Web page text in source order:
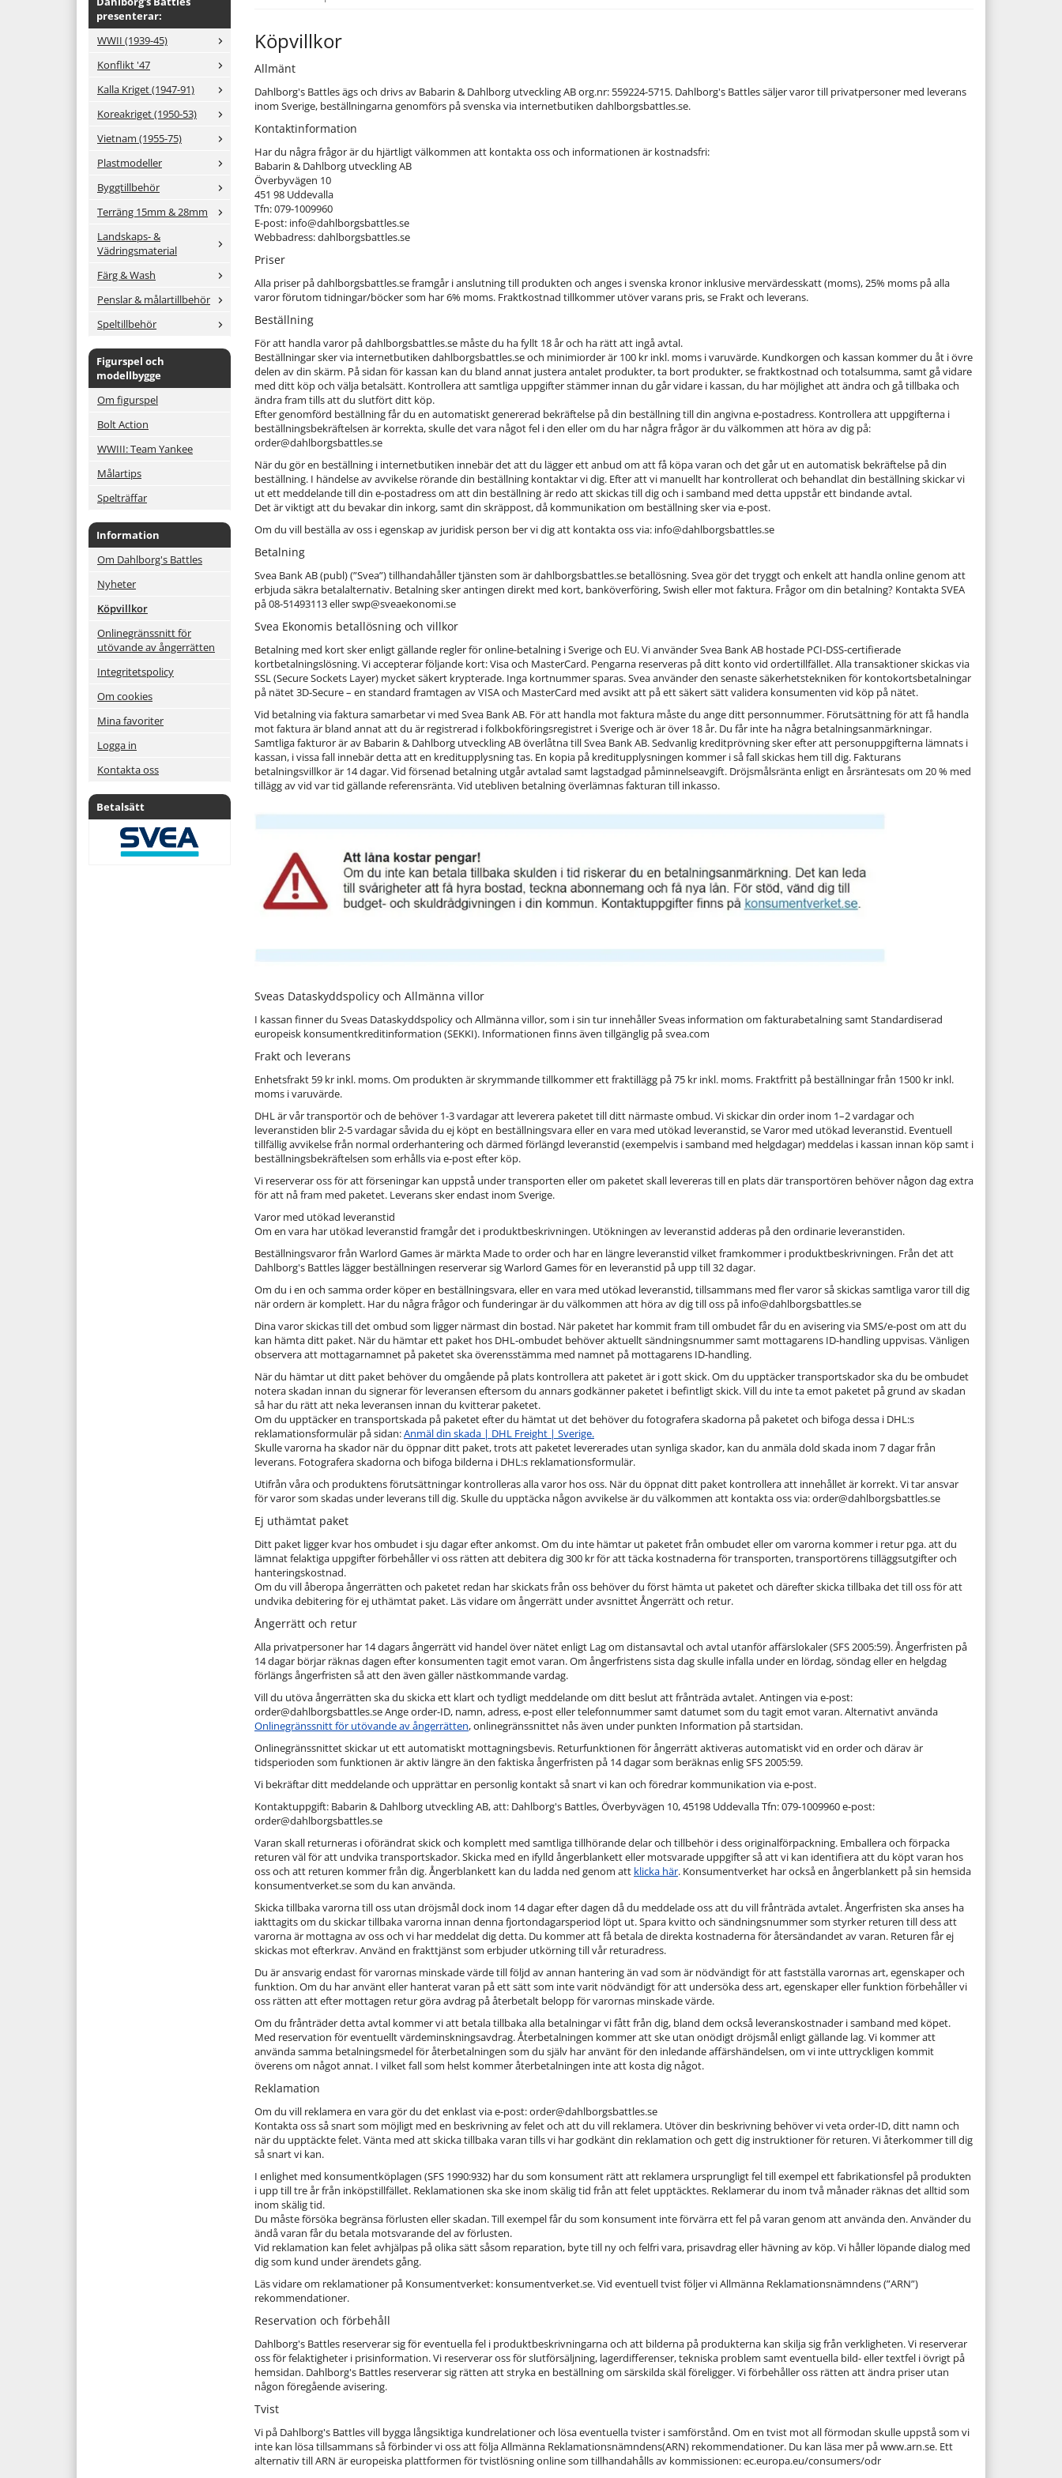
presenterar:
WWII (1939-45)
Konflikt '47
Kalla Kriget (1947-91)
Koreakriget (1950-53)
Vietnam (1955-75)
Plastmodeller
Byggtillbehör
Terräng 15mm & 28mm
Landskaps- &
Vädringsmaterial
Färg & Wash
Penslar & målartillbehör
Speltillbehör
Figurspel och
modellbygge
Om figurspel
Bolt Action
WWIII: Team Yankee
Målartips
Spelträffar
Information
Om Dahlborg's Battles
Nyheter
Köpvillkor
Onlinegränssnitt för
utövande av ångerrätten
Integritetspolicy
Om cookies
Mina favoriter
Logga in
Kontakta oss
Betalsätt
Köpvillkor
Allmänt
Dahlborg's Battles ägs och drivs av Babarin & Dahlborg utveckling AB org.nr: 559224-5715. Dahlborg's Battles säljer varor till privatpersoner med leverans
inom Sverige, beställningarna genomförs på svenska via internetbutiken dahlborgsbattles.se.
Kontaktinformation
Har du några frågor är du hjärtligt välkommen att kontakta oss och informationen är kostnadsfri:
Babarin & Dahlborg utveckling AB
Överbyvägen 10
451 98 Uddevalla
Tfn: 079-1009960
E-post: info@dahlborgsbattles.se
Webbadress: dahlborgsbattles.se
Priser
Alla priser på dahlborgsbattles.se framgår i anslutning till produkten och anges i svenska kronor inklusive mervärdesskatt (moms), 25% moms på alla
varor förutom tidningar/böcker som har 6% moms. Fraktkostnad tillkommer utöver varans pris, se Frakt och leverans.
Beställning
För att handla varor på dahlborgsbattles.se måste du ha fyllt 18 år och ha rätt att ingå avtal.
Beställningar sker via internetbutiken dahlborgsbattles.se och minimiorder är 100 kr inkl. moms i varuvärde. Kundkorgen och kassan kommer du åt i övre
delen av din skärm. På sidan för kassan kan du bland annat justera antalet produkter, ta bort produkter, se fraktkostnad och totalsumma, samt gå vidare
med ditt köp och välja betalsätt. Kontrollera att samtliga uppgifter stämmer innan du går vidare i kassan, du har möjlighet att ändra och gå tillbaka och
ändra fram tills att du slutfört ditt köp.
Efter genomförd beställning får du en automatiskt genererad bekräftelse på din beställning till din angivna e-postadress. Kontrollera att uppgifterna i
beställningsbekräftelsen är korrekta, skulle det vara något fel i den eller om du har några frågor är du välkommen att höra av dig på:
order@dahlborgsbattles.se
När du gör en beställning i internetbutiken innebär det att du lägger ett anbud om att få köpa varan och det går ut en automatisk bekräftelse på din
beställning. I händelse av avvikelse rörande din beställning kontaktar vi dig. Efter att vi manuellt har kontrollerat och behandlat din beställning skickar vi
ut ett meddelande till din e-postadress om att din beställning är redo att skickas till dig och i samband med detta uppstår ett bindande avtal.
Det är viktigt att du bevakar din inkorg, samt din skräppost, då kommunikation om beställning sker via e-post.
Om du vill beställa av oss i egenskap av juridisk person ber vi dig att kontakta oss via: info@dahlborgsbattles.se
Betalning
Svea Bank AB (publ) (”Svea”) tillhandahåller tjänsten som är dahlborgsbattles.se betallösning. Svea gör det tryggt och enkelt att handla online genom att
erbjuda säkra betalalternativ. Betalning sker antingen direkt med kort, banköverföring, Swish eller mot faktura. Frågor om din betalning? Kontakta SVEA
på 08-51493113 eller swp@sveaekonomi.se
Svea Ekonomis betallösning och villkor
Betalning med kort sker enligt gällande regler för online-betalning i Sverige och EU. Vi använder Svea Bank AB hostade PCI-DSS-certifierade
kortbetalningslösning. Vi accepterar följande kort: Visa och MasterCard. Pengarna reserveras på ditt konto vid ordertillfället. Alla transaktioner skickas via
SSL (Secure Sockets Layer) mycket säkert krypterade. Inga kortnummer sparas. Svea använder den senaste säkerhetstekniken för kontokortsbetalningar
på nätet 3D-Secure – en standard framtagen av VISA och MasterCard med avsikt att på ett säkert sätt validera konsumenten vid köp på nätet.
Vid betalning via faktura samarbetar vi med Svea Bank AB. För att handla mot faktura måste du ange ditt personnummer. Förutsättning för att få handla
mot faktura är bland annat att du är registrerad i folkbokföringsregistret i Sverige och är över 18 år. Du får inte ha några betalningsanmärkningar.
Samtliga fakturor är av Babarin & Dahlborg utveckling AB överlåtna till Svea Bank AB. Sedvanlig kreditprövning sker efter att personuppgifterna lämnats i
kassan, i vissa fall innebär detta att en kreditupplysning tas. En kopia på kreditupplysningen kommer i så fall skickas hem till dig. Fakturans
betalningsvillkor är 14 dagar. Vid försenad betalning utgår avtalad samt lagstadgad påminnelseavgift. Dröjsmålsränta enligt en årsräntesats om 20 % med
tillägg av vid var tid gällande referensränta. Vid utebliven betalning överlämnas fakturan till inkasso.
Sveas Dataskyddspolicy och Allmänna villor
I kassan finner du Sveas Dataskyddspolicy och Allmänna villor, som i sin tur innehåller Sveas information om fakturabetalning samt Standardiserad
europeisk konsumentkreditinformation (SEKKI). Informationen finns även tillgänglig på svea.com
Frakt och leverans
Enhetsfrakt 59 kr inkl. moms. Om produkten är skrymmande tillkommer ett fraktillägg på 75 kr inkl. moms. Fraktfritt på beställningar från 1500 kr inkl.
moms i varuvärde.
DHL är vår transportör och de behöver 1-3 vardagar att leverera paketet till ditt närmaste ombud. Vi skickar din order inom 1–2 vardagar och
leveranstiden blir 2-5 vardagar såvida du ej köpt en beställningsvara eller en vara med utökad leveranstid, se Varor med utökad leveranstid. Eventuell
tillfällig avvikelse från normal orderhantering och därmed förlängd leveranstid (exempelvis i samband med helgdagar) meddelas i kassan innan köp samt i
beställningsbekräftelsen som erhålls via e-post efter köp.
Vi reserverar oss för att förseningar kan uppstå under transporten eller om paketet skall levereras till en plats där transportören behöver någon dag extra
för att nå fram med paketet. Leverans sker endast inom Sverige.
Varor med utökad leveranstid
Om en vara har utökad leveranstid framgår det i produktbeskrivningen. Utökningen av leveranstid adderas på den ordinarie leveranstiden.
Beställningsvaror från Warlord Games är märkta Made to order och har en längre leveranstid vilket framkommer i produktbeskrivningen. Från det att
Dahlborg's Battles lägger beställningen reserverar sig Warlord Games för en leveranstid på upp till 32 dagar.
Om du i en och samma order köper en beställningsvara, eller en vara med utökad leveranstid, tillsammans med fler varor så skickas samtliga varor till dig
när ordern är komplett. Har du några frågor och funderingar är du välkommen att höra av dig till oss på info@dahlborgsbattles.se
Dina varor skickas till det ombud som ligger närmast din bostad. När paketet har kommit fram till ombudet får du en avisering via SMS/e-post om att du
kan hämta ditt paket. När du hämtar ett paket hos DHL-ombudet behöver aktuellt sändningsnummer samt mottagarens ID-handling uppvisas. Vänligen
observera att mottagarnamnet på paketet ska överensstämma med namnet på mottagarens ID-handling.
När du hämtar ut ditt paket behöver du omgående på plats kontrollera att paketet är i gott skick. Om du upptäcker transportskador ska du be ombudet
notera skadan innan du signerar för leveransen eftersom du annars godkänner paketet i befintligt skick. Vill du inte ta emot paketet på grund av skadan
så har du rätt att neka leveransen innan du kvitterar paketet.
Om du upptäcker en transportskada på paketet efter du hämtat ut det behöver du fotografera skadorna på paketet och bifoga dessa i DHL:s
reklamationsformulär på sidan:Anmäl din skada | DHL Freight | Sverige.
Skulle varorna ha skador när du öppnar ditt paket, trots att paketet levererades utan synliga skador, kan du anmäla dold skada inom 7 dagar från
leverans. Fotografera skadorna och bifoga bilderna i DHL:s reklamationsformulär.
Utifrån våra och produktens förutsättningar kontrolleras alla varor hos oss. När du öppnat ditt paket kontrollera att innehållet är korrekt. Vi tar ansvar
för varor som skadas under leverans till dig. Skulle du upptäcka någon avvikelse är du välkommen att kontakta oss via: order@dahlborgsbattles.se
Ej uthämtat paket
Ditt paket ligger kvar hos ombudet i sju dagar efter ankomst. Om du inte hämtar ut paketet från ombudet eller om varorna kommer i retur pga. att du
lämnat felaktiga uppgifter förbehåller vi oss rätten att debitera dig 300 kr för att täcka kostnaderna för transporten, transportörens tilläggsutgifter och
hanteringskostnad.
Om du vill åberopa ångerrätten och paketet redan har skickats från oss behöver du först hämta ut paketet och därefter skicka tillbaka det till oss för att
undvika debitering för ej uthämtat paket. Läs vidare om ångerrätt under avsnittet Ångerrätt och retur.
Ångerrätt och retur
Alla privatpersoner har 14 dagars ångerrätt vid handel över nätet enligt Lag om distansavtal och avtal utanför affärslokaler (SFS 2005:59). Ångerfristen på
14 dagar börjar räknas dagen efter konsumenten tagit emot varan. Om ångerfristens sista dag skulle infalla under en lördag, söndag eller en helgdag
förlängs ångerfristen så att den även gäller nästkommande vardag.
Vill du utöva ångerrätten ska du skicka ett klart och tydligt meddelande om ditt beslut att frånträda avtalet. Antingen via e-post:
order@dahlborgsbattles.se Ange order-ID, namn, adress, e-post eller telefonnummer samt datumet som du tagit emot varan. Alternativt använda
Onlinegränssnitt för utövande av ångerrätten, onlinegränssnittet nås även under punkten Information på startsidan.
Onlinegränssnittet skickar ut ett automatiskt mottagningsbevis. Returfunktionen för ångerrätt aktiveras automatiskt vid en order och därav är
tidsperioden som funktionen är aktiv längre än den faktiska ångerfristen på 14 dagar som beräknas enlig SFS 2005:59.
Vi bekräftar ditt meddelande och upprättar en personlig kontakt så snart vi kan och föredrar kommunikation via e-post.
Kontaktuppgift: Babarin & Dahlborg utveckling AB, att: Dahlborg's Battles, Överbyvägen 10, 45198 Uddevalla Tfn: 079-1009960 e-post:
order@dahlborgsbattles.se
Varan skall returneras i oförändrat skick och komplett med samtliga tillhörande delar och tillbehör i dess originalförpackning. Emballera och förpacka
returen väl för att undvika transportskador. Skicka med en ifylld ångerblankett eller motsvarade uppgifter så att vi kan identifiera att du köpt varan hos
oss och att returen kommer från dig. Ångerblankett kan du ladda ned genom att klicka här. Konsumentverket har också en ångerblankett på sin hemsida
konsumentverket.se som du kan använda.
Skicka tillbaka varorna till oss utan dröjsmål dock inom 14 dagar efter dagen då du meddelade oss att du vill frånträda avtalet. Ångerfristen ska anses ha
iakttagits om du skickar tillbaka varorna innan denna fjortondagarsperiod löpt ut. Spara kvitto och sändningsnummer som styrker returen till dess att
varorna är mottagna av oss och vi har meddelat dig detta. Du kommer att få betala de direkta kostnaderna för återsändandet av varan. Returen får ej
skickas mot efterkrav. Använd en frakttjänst som erbjuder utkörning till vår returadress.
Du är ansvarig endast för varornas minskade värde till följd av annan hantering än vad som är nödvändigt för att fastställa varornas art, egenskaper och
funktion. Om du har använt eller hanterat varan på ett sätt som inte varit nödvändigt för att undersöka dess art, egenskaper eller funktion förbehåller vi
oss rätten att efter mottagen retur göra avdrag på återbetalt belopp för varornas minskade värde.
Om du frånträder detta avtal kommer vi att betala tillbaka alla betalningar vi fått från dig, bland dem också leveranskostnader i samband med köpet.
Med reservation för eventuellt värdeminskningsavdrag. Återbetalningen kommer att ske utan onödigt dröjsmål enligt gällande lag. Vi kommer att
använda samma betalningsmedel för återbetalningen som du själv har använt för den inledande affärshändelsen, om vi inte uttryckligen kommit
överens om något annat. I vilket fall som helst kommer återbetalningen inte att kosta dig något.
Reklamation
Om du vill reklamera en vara gör du det enklast via e-post: order@dahlborgsbattles.se
Kontakta oss så snart som möjligt med en beskrivning av felet och att du vill reklamera. Utöver din beskrivning behöver vi veta order-ID, ditt namn och
när du upptäckte felet. Vänta med att skicka tillbaka varan tills vi har godkänt din reklamation och gett dig instruktioner för returen. Vi återkommer till dig
så snart vi kan.
I enlighet med konsumentköplagen (SFS 1990:932) har du som konsument rätt att reklamera ursprungligt fel till exempel ett fabrikationsfel på produkten
i upp till tre år från inköpstillfället. Reklamationen ska ske inom skälig tid från att felet upptäcktes. Reklamerar du inom två månader räknas det alltid som
inom skälig tid.
Du måste försöka begränsa förlusten eller skadan. Till exempel får du som konsument inte förvärra ett fel på varan genom att använda den. Använder du
ändå varan får du betala motsvarande del av förlusten.
Vid reklamation kan felet avhjälpas på olika sätt såsom reparation, byte till ny och felfri vara, prisavdrag eller hävning av köp. Vi håller löpande dialog med
dig som kund under ärendets gång.
Läs vidare om reklamationer på Konsumentverket: konsumentverket.se. Vid eventuell tvist följer vi Allmänna Reklamationsnämndens (”ARN”)
rekommendationer.
Reservation och förbehåll
Dahlborg's Battles reserverar sig för eventuella fel i produktbeskrivningarna och att bilderna på produkterna kan skilja sig från verkligheten. Vi reserverar
oss för felaktigheter i prisinformation. Vi reserverar oss för slutförsäljning, lagerdifferenser, tekniska problem samt eventuella bild- eller textfel i övrigt på
hemsidan. Dahlborg's Battles reserverar sig rätten att stryka en beställning om särskilda skäl föreligger. Vi förbehåller oss rätten att ändra priser utan
någon föregående avisering.
Tvist
Vi på Dahlborg's Battles vill bygga långsiktiga kundrelationer och lösa eventuella tvister i samförstånd. Om en tvist mot all förmodan skulle uppstå som vi
inte kan lösa tillsammans så förbinder vi oss att följa Allmänna Reklamationsnämndens(ARN) rekommendationer. Du kan läsa mer på www.arn.se. Ett
alternativ till ARN är europeiska plattformen för tvistlösning online som tillhandahålls av kommissionen: ec.europa.eu/consumers/odr